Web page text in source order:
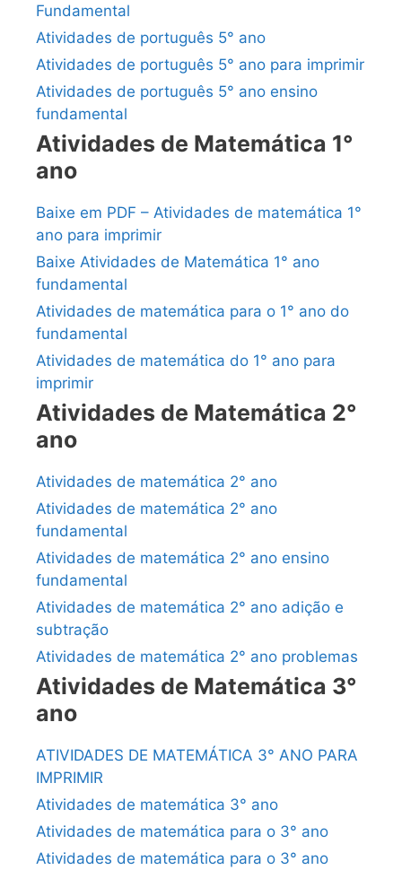
Fundamental
Atividades de português 5° ano
Atividades de português 5° ano para imprimir
Atividades de português 5° ano ensino
fundamental
Atividades de Matemática 1°
ano
Baixe em PDF – Atividades de matemática 1°
ano para imprimir
Baixe Atividades de Matemática 1° ano
fundamental
Atividades de matemática para o 1° ano do
fundamental
Atividades de matemática do 1° ano para
imprimir
Atividades de Matemática 2°
ano
Atividades de matemática 2° ano
Atividades de matemática 2° ano
fundamental
Atividades de matemática 2° ano ensino
fundamental
Atividades de matemática 2° ano adição e
subtração
Atividades de matemática 2° ano problemas
Atividades de Matemática 3°
ano
ATIVIDADES DE MATEMÁTICA 3° ANO PARA
IMPRIMIR
Atividades de matemática 3° ano
Atividades de matemática para o 3° ano
Atividades de matemática para o 3° ano